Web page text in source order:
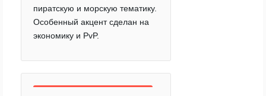
пиратскую и морскую тематику.
Особенный акцент сделан на
экономику и PvP.